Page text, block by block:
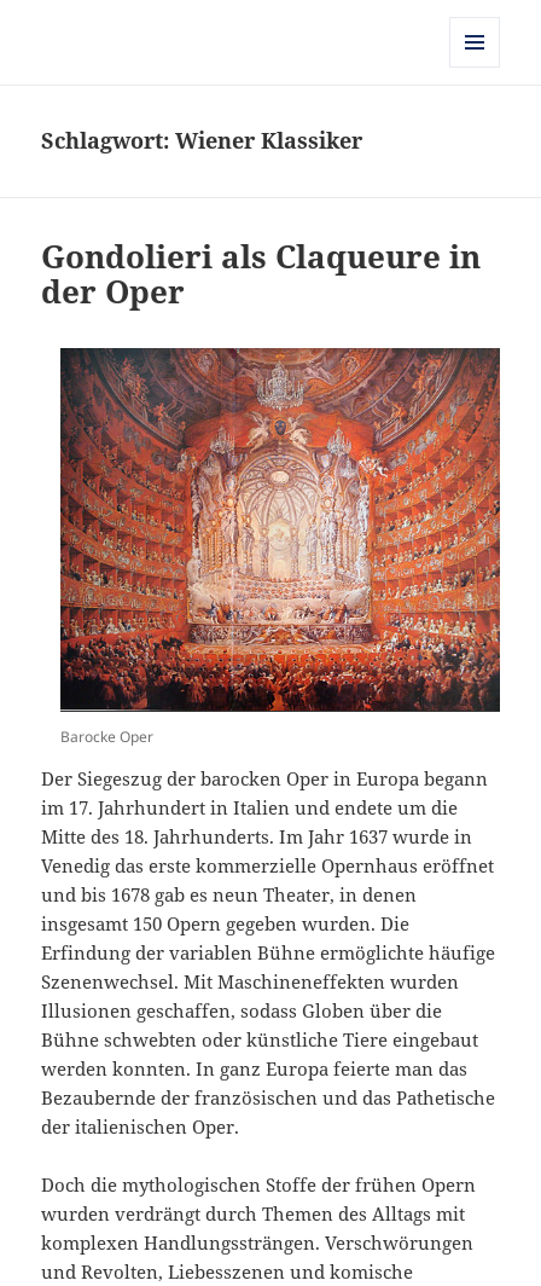
Schlagwort:Wiener Klassiker
Gondolieri als Claqueure in
der Oper
Barocke Oper
Der Siegeszug der barocken Oper in Europa begann
im 17. Jahrhundert in Italien und endete um die
Mitte des 18. Jahrhunderts. Im Jahr 1637 wurde in
Venedig das erste kommerzielle Opernhaus eröffnet
und bis 1678 gab es neun Theater, in denen
insgesamt 150 Opern gegeben wurden. Die
Erfindung der variablen Bühne ermöglichte häufige
Szenenwechsel. Mit Maschineneffekten wurden
Illusionen geschaffen, sodass Globen über die
Bühne schwebten oder künstliche Tiere eingebaut
werden konnten. In ganz Europa feierte man das
Bezaubernde der französischen und das Pathetische
der italienischen Oper.
Doch die mythologischen Stoffe der frühen Opern
wurden verdrängt durch Themen des Alltags mit
komplexen Handlungssträngen. Verschwörungen
und Revolten, Liebesszenen und komische